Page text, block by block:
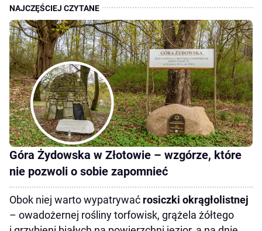
Góra Żydowska w Złotowie – wzgórze, które
nie pozwoli o sobie zapomnieć
Obok niej warto wypatrywać rosiczki okrągłolistnej
– owadożernej rośliny torfowisk, grążela żółtego